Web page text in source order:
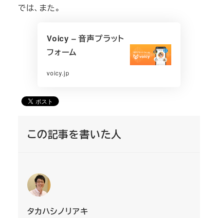
では、また。
Voicy – 音声プラット
フォーム
voicy.jp
この記事を書いた人
タカハシノリアキ